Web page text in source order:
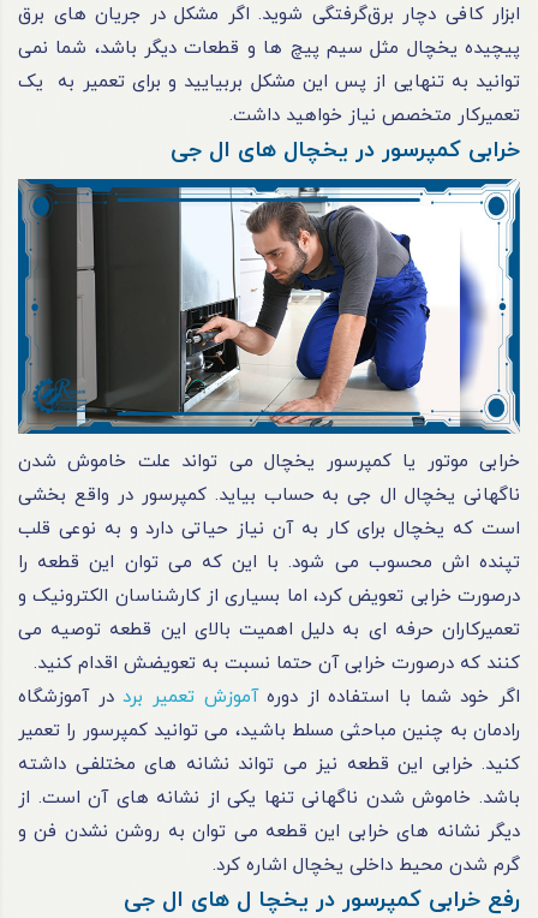
ابزار کافی دچار برق‌گرفتگی شوید. اگر مشکل در جریان‌ های برق
پیچیده یخچال مثل سیم‌ پیچ‌ ها و قطعات دیگر باشد، شما نمی‌
توانید به‌ تنهایی از پس این مشکل بربیایید و برای تعمیر به یک
تعمیرکار متخصص نیاز خواهید داشت.
خرابی کمپرسور در یخچال‌ های ال جی
خرابی موتور یا کمپرسور یخچال می‌ تواند علت خاموش شدن
ناگهانی یخچال ال جی به حساب بیاید. کمپرسور در واقع بخشی‌
است که یخچال برای کار به آن نیاز حیاتی دارد و به‌ نوعی قلب
تپنده‌ اش محسوب می‌ شود. با این که می‌ توان این قطعه را
درصورت خرابی تعویض کرد، اما بسیاری از کارشناسان الکترونیک و
تعمیرکاران حرفه‌ ای به‌ دلیل اهمیت بالای این قطعه توصیه می‌
کنند که درصورت خرابی آن حتما نسبت به تعویضش اقدام کنید.
اگر خود شما با استفاده از دوره‌آموزش تعمیر برددر آموزشگاه
رادمان به چنین مباحثی مسلط باشید، می‌ توانید کمپرسور را تعمیر
کنید. خرابی این قطعه نیز می‌ تواند نشانه‌ های مختلفی داشته
باشد. خاموش‌ شدن ناگهانی تنها یکی از نشانه‌ های آن است. از
دیگر نشانه‌ های خرابی این قطعه می‌ توان به روشن‌ نشدن فن و
گرم‌ شدن محیط داخلی یخچال اشاره کرد.
رفع خرابی کمپرسور در یخچا ل‌ های ال جی